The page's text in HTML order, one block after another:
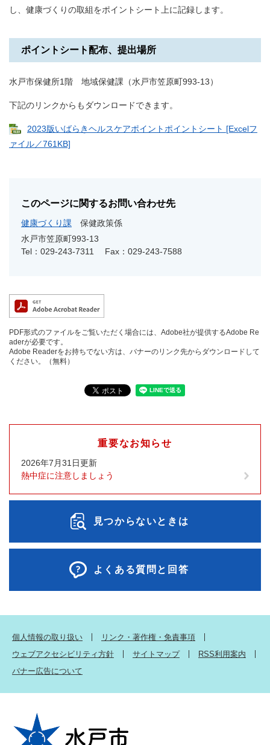
し、健康づくりの取組をポイントシート上に記録します。
ポイントシート配布、提出場所
水戸市保健所1階 地域保健課（水戸市笠原町993-13）
下記のリンクからもダウンロードできます。
2023版いばらきヘルスケアポイントポイントシート [Excelフ
ァイル／761KB]
このページに関するお問い合わせ先
健康づくり課
保健政策係
水戸市笠原町993-13
Tel：029-243-7311
Fax：029-243-7588
PDF形式のファイルをご覧いただく場合には、Adobe社が提供するAdobe Re
aderが必要です。
Adobe Readerをお持ちでない方は、バナーのリンク先からダウンロードして
ください。（無料）
重要なお知らせ
2026年7月31日更新
熱中症に注意しましょう
見つからないときは
よくある質問と回答
個人情報の取り扱い
リンク・著作権・免責事項
ウェブアクセシビリティ方針
サイトマップ
RSS利用案内
バナー広告について